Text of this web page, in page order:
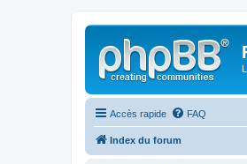
Accès rapide FAQ
Index du forum